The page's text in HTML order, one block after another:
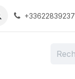
+33622839237